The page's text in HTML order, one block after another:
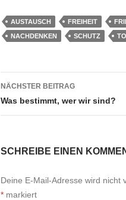
AUSTAUSCH FREIHEIT
NACHDENKEN
SCHUTZ
NÄCHSTER BEITRAG
Was bestimmt, wer wir sind?
SCHREIBE EINEN
Deine E-Mail-Adresse wird nicht
* markiert